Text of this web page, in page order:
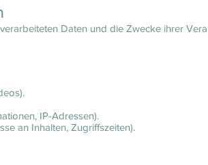
Daten und die Zwecke ihrer
IP-Adressen).
an Inhalten, Zugriffszeiten).